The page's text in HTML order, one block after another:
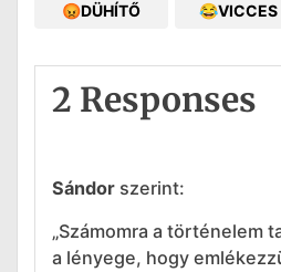
😡DÜHÍTŐ 😂VICCES
2 Responses
Sándor szerint:
„Számomra a történelem
a lényege, hogy